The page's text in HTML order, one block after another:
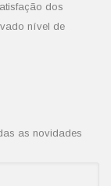
dos
nível de
as novidades